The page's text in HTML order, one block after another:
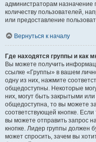
администраторам
количеству пользователей,
или предоставление
Вернуться к началу
Где находятся группы и как
Вы можете получить
ссылке «Группы» в вашем
одну из них, нажмите
общедоступны. Некоторые
них, могут быть закрытыми
общедоступна, то вы можете
соответствующей кнопке.
вы можете отправить запрос
кнопке. Лидер группы должен
может спросить, зачем вы